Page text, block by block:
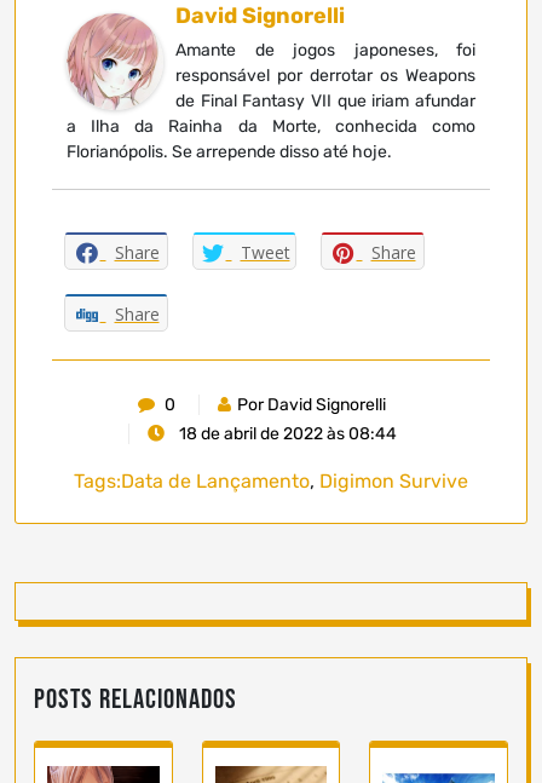
David Signorelli
Amante de jogos japoneses, foi
responsável por derrotar os Weapons
de Final Fantasy VII que iriam afundar
a Ilha da Rainha da Morte, conhecida como
Florianópolis. Se arrepende disso até hoje.
Share Tweet Share
Share
0
Por David Signorelli
18 de abril de 2022 às 08:44
Tags:Data de Lançamento, Digimon Survive
Posts Relacionados